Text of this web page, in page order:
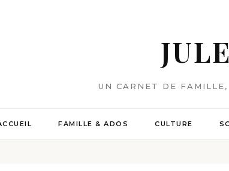
UN CARNET DE
FAMILLE & ADOS CULTURE